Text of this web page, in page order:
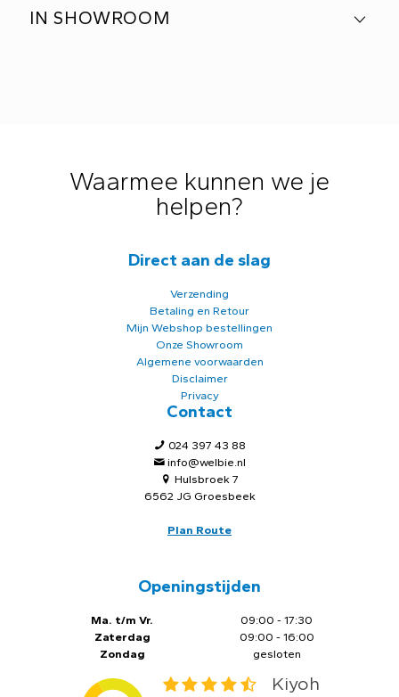
IN SHOWROOM
Waarmee kunnen we je
helpen?
Direct aan de slag
Verzending
Betaling en Retour
Mijn Webshop bestellingen
Onze Showroom
Algemene voorwaarden
Disclaimer
Privacy
Contact
024 397 43 88
info@welbie.nl
Hulsbroek 7
6562 JG Groesbeek
Plan Route
Openingstijden
Ma. t/m Vr.
Zaterdag
Zondag
09:00 - 17:30
09:00 - 16:00
gesloten